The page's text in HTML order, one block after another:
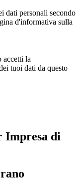
dati personali secondo
d'informativa sulla
accetti la
tuoi dati da questo
Impresa di